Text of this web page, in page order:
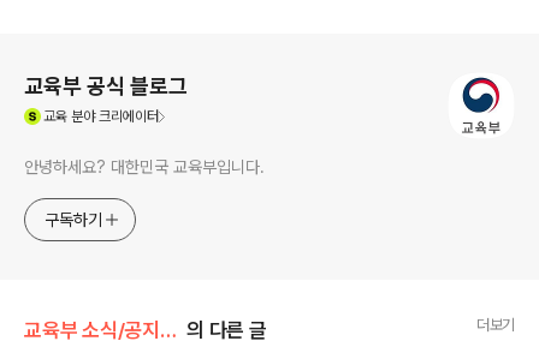
교육부 공식 블로그
교육분야 크리에이터
안녕하세요? 대한민국 교육부입니다.
구독하기
교육부 소식/공지사항 의 다른 글 더보기